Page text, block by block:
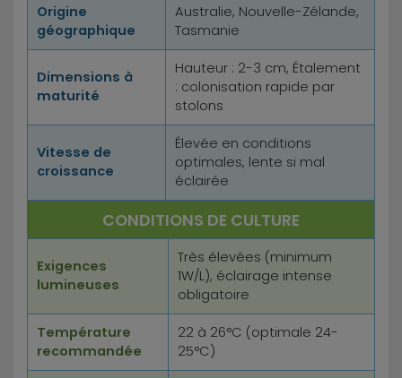
Origine
géographique
Australie, Nouvelle-Zélande,
Tasmanie
Dimensions à
maturité
Hauteur : 2-3 cm, Étalement
: colonisation rapide par
stolons
Vitesse de
croissance
Élevée en conditions
optimales, lente si mal
éclairée
CONDITIONS DE CULTURE
Exigences
lumineuses
Très élevées (minimum
1W/L), éclairage intense
obligatoire
Température
recommandée
22 à 26°C (optimale 24-
25°C)